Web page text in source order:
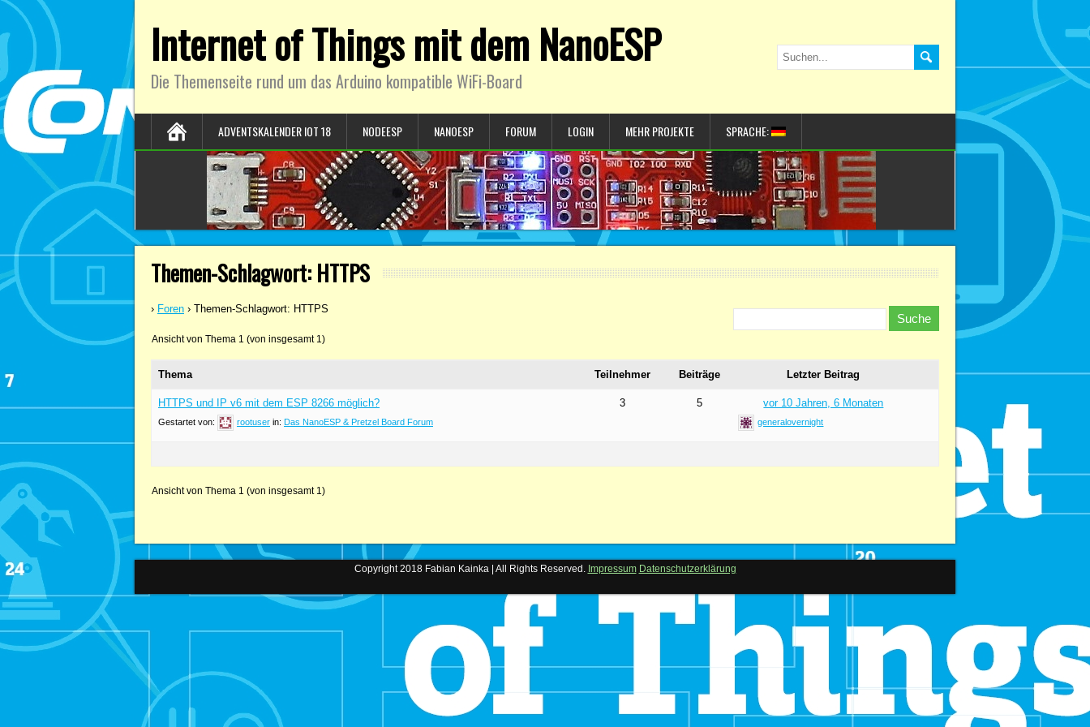
Internet of Things mit dem NanoESP
Die Themenseite rund um das Arduino kompatible WiFi-Board
ADVENTSKALENDER IOT 18 NODEESP NANOESP FORUM LOGIN MEHR PROJEKTE SPRACHE:
Themen-Schlagwort: HTTPS
› Foren › Themen-Schlagwort: HTTPS
Ansicht von Thema 1 (von insgesamt 1)
Thema Teilnehmer Beiträge Letzter Beitrag
HTTPS und IP v6 mit dem ESP 8266 möglich?
Gestartet von: rootuser in: Das NanoESP & Pretzel Board Forum
3 5 vor 10 Jahren, 6 Monaten
generalovernight
Ansicht von Thema 1 (von insgesamt 1)
Copyright 2018 Fabian Kainka | All Rights Reserved. Impressum Datenschutzerklärung